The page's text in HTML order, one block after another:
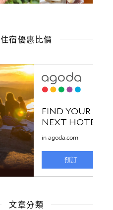
住宿優惠比價
文章分類